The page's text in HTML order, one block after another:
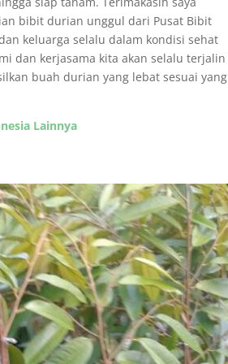
bibit durian unggul dari Pusat Bibit
keluarga selalu dalam kondisi sehat
dan kerjasama kita akan selalu terjalin
buah durian yang lebat sesuai
Lainnya